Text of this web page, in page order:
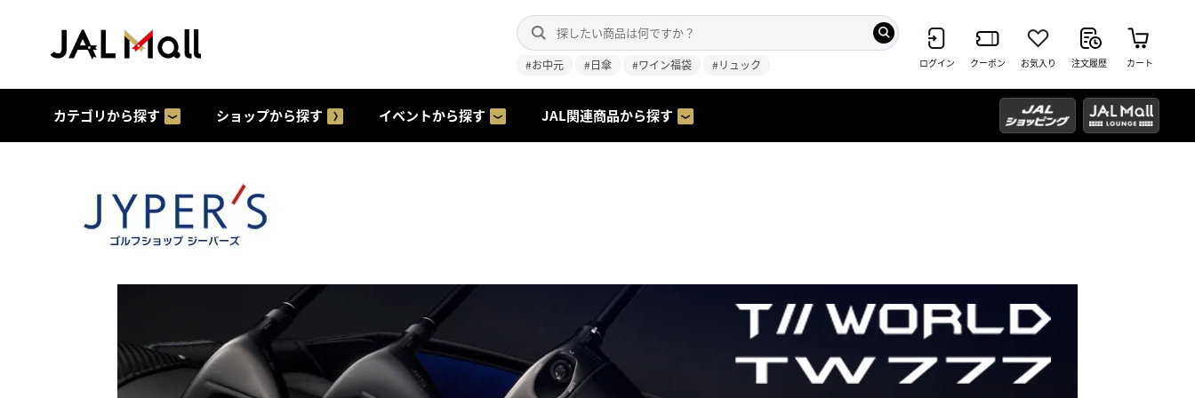
#お中元 #日傘 #ワイン福袋 #リュック ログイン クーポン お気入り 注文履歴 カート
カテゴリから探す ショップから探す イベントから探す JAL関連商品から探す